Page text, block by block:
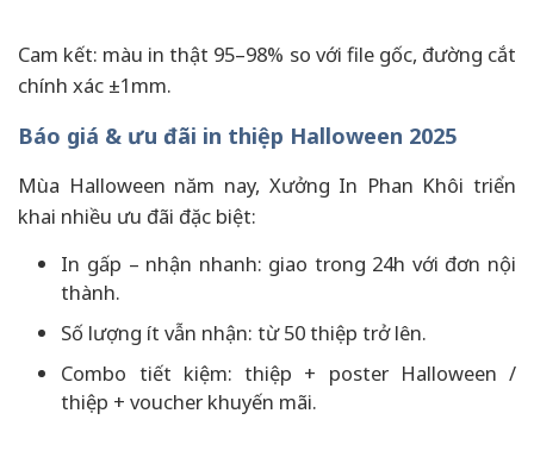
Cam kết: màu in thật 95–98% so với file gốc, đường cắt
chính xác ±1mm.
Báo giá & ưu đãi in thiệp Halloween 2025
Mùa Halloween năm nay, Xưởng In Phan Khôi triển
khai nhiều ưu đãi đặc biệt:
In gấp – nhận nhanh: giao trong 24h với đơn nội
thành.
Số lượng ít vẫn nhận: từ 50 thiệp trở lên.
Combo tiết kiệm: thiệp + poster Halloween /
thiệp + voucher khuyến mãi.